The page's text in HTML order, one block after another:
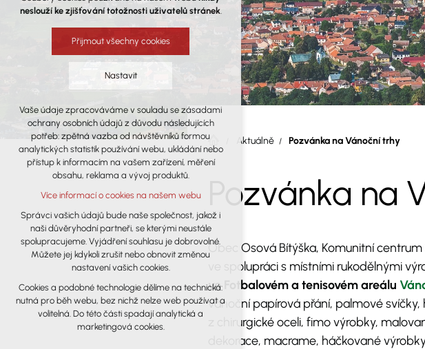
Aktuálně Pozvánka na Vánoční trhy
Pozvánka na
Obec Osová Bítýška, Komunitní
ve spolupráci s místními rukodělnými
ve Fotbalovém a tenisovém areálu
vánoční papírová přání, palmové
z chirurgické oceli, fimo výrobky,
dekorace, macrame, háčkované
neslouží ke zjišťování totožnosti uživatelů stránek.
Přijmout všechny cookies
Nastavit
Technická cookies
nutná pro provozování webu
udržení kontextu stránek (session): případná
přihlášení, volby jazyka, apod.
analytická pro anonymizované
vyhodnocení návštěvnosti
marketingová cookies (Google)
Více informací o cookies na našem webu
Přijmout všechny cookies
Odmítnout vše
Vaše údaje zpracováváme v souladu se zásadami
ochrany osobních údajů z důvodu následujících
potřeb: zpětná vazba od návštěvníků formou
analytických statistik používání webu, ukládání nebo
přístup k informacím na vašem zařízení, měření
obsahu, reklama a vývoj produktů.
Více informací o cookies na našem webu
Správci vašich údajů bude naše společnost, jakož i
naši důvěryhodní partneři, se kterými neustále
spolupracujeme. Vyjádření souhlasu je dobrovolné.
Můžete jej kdykoli zrušit nebo obnovit změnou
nastavení vašich cookies.
Cookies a podobné technologie dělíme na technická:
nutná pro běh webu, bez nichž nelze web používat a
volitelná. Do této části spadají analytická a
marketingová cookies.